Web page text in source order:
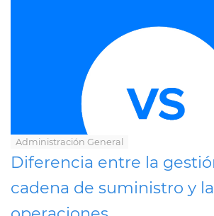
Administración General
Diferencia entre la
cadena de suministro y